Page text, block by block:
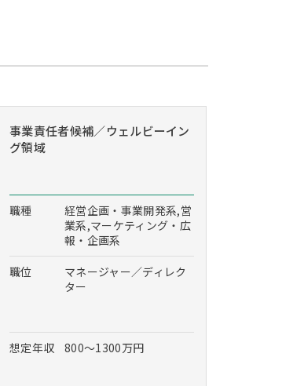
事業責任者候補／ウェルビーイン
グ領域
職種
経営企画・事業開発系,営
業系,マーケティング・広
報・企画系
職位
マネージャー／ディレク
ター
想定年収 800～1300万円